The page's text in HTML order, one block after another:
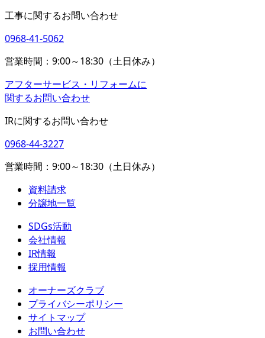
工事に関するお問い合わせ
0968-41-5062
営業時間：9:00～18:30（土日休み）
アフターサービス・リフォームに
関するお問い合わせ
IRに関するお問い合わせ
0968-44-3227
営業時間：9:00～18:30（土日休み）
資料請求
分譲地一覧
SDGs活動
会社情報
IR情報
採用情報
オーナーズクラブ
プライバシーポリシー
サイトマップ
お問い合わせ